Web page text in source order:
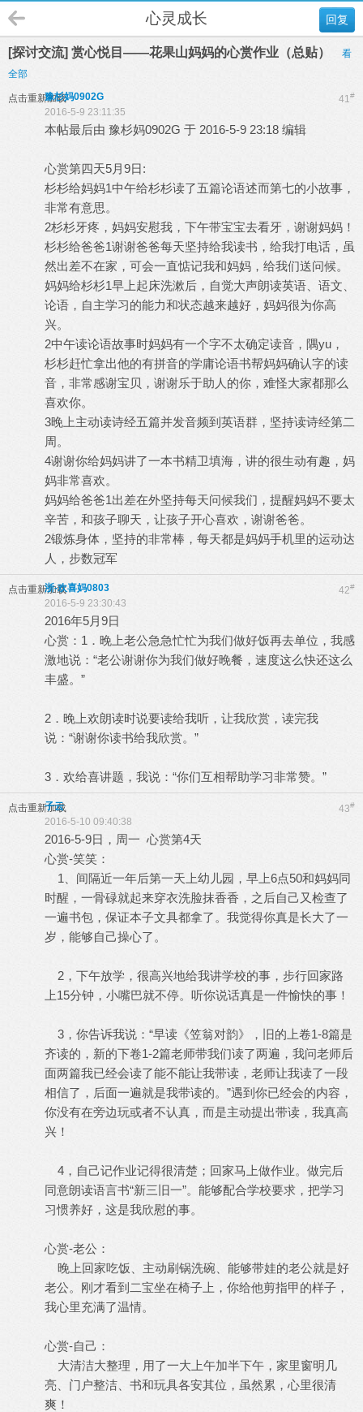
回复
心灵成长
[探讨交流] 赏心悦目——花果山妈妈的心赏作业（总贴）
看
全部
点击重新加载 41#
豫杉妈0902G
2016-5-9 23:11:35
本帖最后由 豫杉妈0902G 于 2016-5-9 23:18 编辑
心赏第四天5月9日:
杉杉给妈妈1中午给杉杉读了五篇论语述而第七的小故事，
非常有意思。
2杉杉牙疼，妈妈安慰我，下午带宝宝去看牙，谢谢妈妈！
杉杉给爸爸1谢谢爸爸每天坚持给我读书，给我打电话，虽
然出差不在家，可会一直惦记我和妈妈，给我们送问候。
妈妈给杉杉1早上起床洗漱后，自觉大声朗读英语、语文、
论语，自主学习的能力和状态越来越好，妈妈很为你高
兴。
2中午读论语故事时妈妈有一个字不太确定读音，隅yu，
杉杉赶忙拿出他的有拼音的学庸论语书帮妈妈确认字的读
音，非常感谢宝贝，谢谢乐于助人的你，难怪大家都那么
喜欢你。
3晚上主动读诗经五篇并发音频到英语群，坚持读诗经第二
周。
4谢谢你给妈妈讲了一本书精卫填海，讲的很生动有趣，妈
妈非常喜欢。
妈妈给爸爸1出差在外坚持每天问候我们，提醒妈妈不要太
辛苦，和孩子聊天，让孩子开心喜欢，谢谢爸爸。
2锻炼身体，坚持的非常棒，每天都是妈妈手机里的运动达
人，步数冠军
点击重新加载 42#
浙-欢喜妈0803
2016-5-9 23:30:43
2016年5月9日
心赏：1．晚上老公急急忙忙为我们做好饭再去单位，我感
激地说：“老公谢谢你为我们做好晚餐，速度这么快还这么
丰盛。”
2．晚上欢朗读时说要读给我听，让我欣赏，读完我
说：“谢谢你读书给我欣赏。”
3．欢给喜讲题，我说：“你们互相帮助学习非常赞。”
点击重新加载 43#
子云
2016-5-10 09:40:38
2016-5-9日，周一 心赏第4天
心赏-笑笑：
1、间隔近一年后第一天上幼儿园，早上6点50和妈妈同
时醒，一骨碌就起来穿衣洗脸抹香香，之后自己又检查了
一遍书包，保证本子文具都拿了。我觉得你真是长大了一
岁，能够自己操心了。
2，下午放学，很高兴地给我讲学校的事，步行回家路
上15分钟，小嘴巴就不停。听你说话真是一件愉快的事！
3，你告诉我说：“早读《笠翁对韵》，旧的上卷1-8篇是
齐读的，新的下卷1-2篇老师带我们读了两遍，我问老师后
面两篇我已经会读了能不能让我带读，老师让我读了一段
相信了，后面一遍就是我带读的。”遇到你已经会的内容，
你没有在旁边玩或者不认真，而是主动提出带读，我真高
兴！
4，自己记作业记得很清楚；回家马上做作业。做完后
同意朗读语言书“新三旧一”。能够配合学校要求，把学习
习惯养好，这是我欣慰的事。
心赏-老公：
晚上回家吃饭、主动刷锅洗碗、能够带娃的老公就是好
老公。刚才看到二宝坐在椅子上，你给他剪指甲的样子，
我心里充满了温情。
心赏-自己：
大清洁大整理，用了一大上午加半下午，家里窗明几
亮、门户整洁、书和玩具各安其位，虽然累，心里很清
爽！